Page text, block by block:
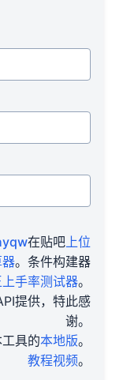
在贴吧上位
。条件构建器
手率测试器。
提供，特此感
谢。
具的本地版。
教程视频。